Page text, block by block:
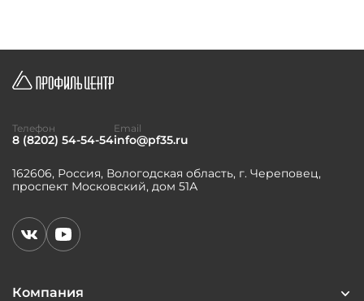
Компания
162606, Россия, Вологодская область, г. Череповец,
проспект Московский, дом 51А
Телефон
8 (8202) 54-54-54
Email
info@pf35.ru